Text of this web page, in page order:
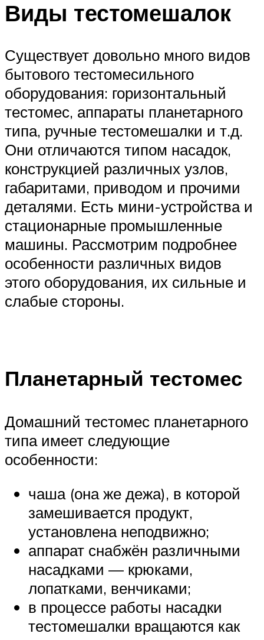
Виды тестомешалок
Существует довольно много видов
бытового тестомесильного
оборудования: горизонтальный
тестомес, аппараты планетарного
типа, ручные тестомешалки и т.д.
Они отличаются типом насадок,
конструкцией различных узлов,
габаритами, приводом и прочими
деталями. Есть мини-устройства и
стационарные промышленные
машины. Рассмотрим подробнее
особенности различных видов
этого оборудования, их сильные и
слабые стороны.
Планетарный тестомес
Домашний тестомес планетарного
типа имеет следующие
особенности:
чаша (она же дежа), в которой
замешивается продукт,
установлена неподвижно;
аппарат снабжён различными
насадками — крюками,
лопатками, венчиками;
в процессе работы насадки
тестомешалки вращаются как